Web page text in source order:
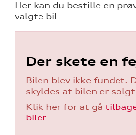
Her kan du bestille en
valgte bil
Der skete en
Bilen blev ikke fundet.
skyldes at bilen er solgt
Klik her for at gå
biler